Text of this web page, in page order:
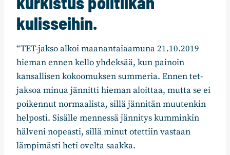
kulisseihin.
“TET-jakso alkoi maanantaiaamuna 21.10.2019
hieman ennen kello yhdeksää, kun painoin
kansallisen kokoomuksen summeria. Ennen tet-
jaksoa minua jännitti hieman aloittaa, mutta se ei
poikennut normaalista, sillä jännitän muutenkin
helposti. Sisälle mennessä jännitys kumminkin
hälveni nopeasti, sillä minut otettiin vastaan
lämpimästi heti ovelta saakka.